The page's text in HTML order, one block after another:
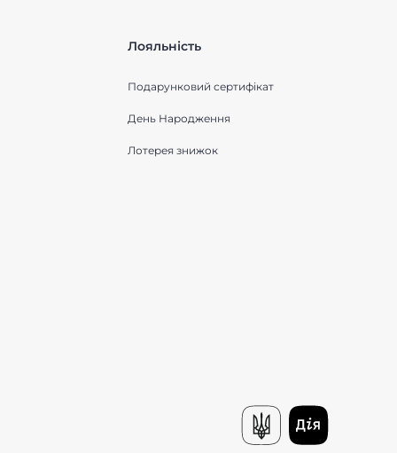
Лояльність
Подарунковий сертифікат
День Народження
Лотерея знижок